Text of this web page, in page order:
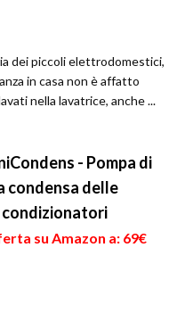
dei piccoli elettrodomestici,
in casa non è affatto
nella lavatrice, anche ...
- Pompa di
condensa delle
condizionatori
su Amazon a: 69€